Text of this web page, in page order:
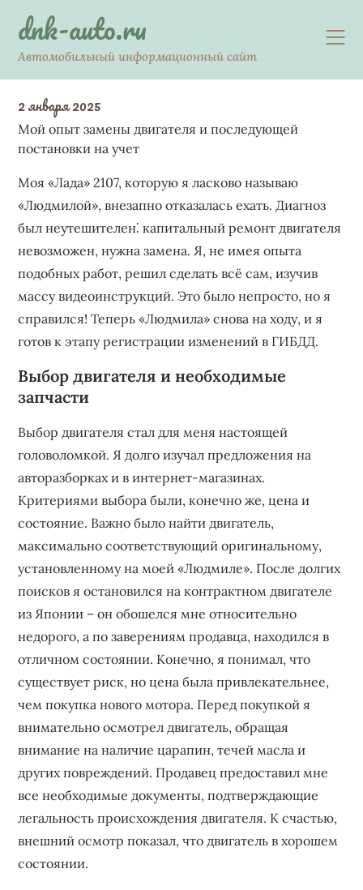
contentdnk-auto.ru
Автомобильный информационный сайт
2 января 2025
Мой опыт замены двигателя и последующей
постановки на учет
Моя «Лада» 2107, которую я ласково называю
«Людмилой», внезапно отказалась ехать. Диагноз
был неутешителен⁚ капитальный ремонт двигателя
невозможен, нужна замена. Я, не имея опыта
подобных работ, решил сделать всё сам, изучив
массу видеоинструкций. Это было непросто, но я
справился! Теперь «Людмила» снова на ходу, и я
готов к этапу регистрации изменений в ГИБДД.
Выбор двигателя и необходимые
запчасти
Выбор двигателя стал для меня настоящей
головоломкой. Я долго изучал предложения на
авторазборках и в интернет-магазинах.
Критериями выбора были, конечно же, цена и
состояние. Важно было найти двигатель,
максимально соответствующий оригинальному,
установленному на моей «Людмиле». После долгих
поисков я остановился на контрактном двигателе
из Японии – он обошелся мне относительно
недорого, а по заверениям продавца, находился в
отличном состоянии. Конечно, я понимал, что
существует риск, но цена была привлекательнее,
чем покупка нового мотора. Перед покупкой я
внимательно осмотрел двигатель, обращая
внимание на наличие царапин, течей масла и
других повреждений. Продавец предоставил мне
все необходимые документы, подтверждающие
легальность происхождения двигателя. К счастью,
внешний осмотр показал, что двигатель в хорошем
состоянии.